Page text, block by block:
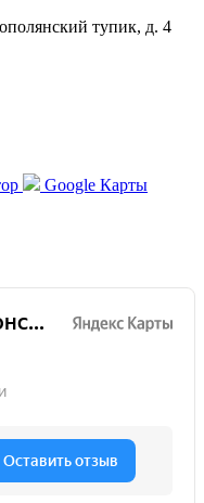
тупик, д. 4
Google Карты